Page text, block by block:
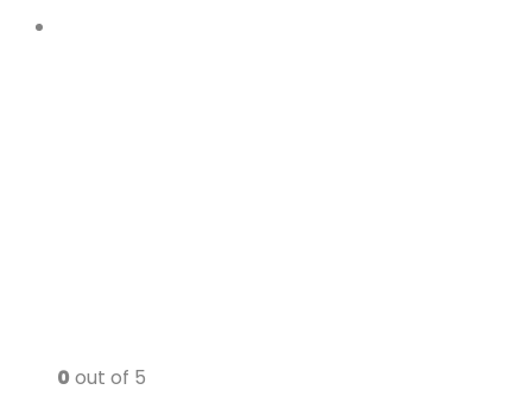
0 out of 5